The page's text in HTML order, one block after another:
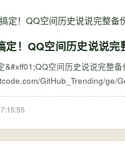
定！QQ空间历史说说完
空间历史说说完整备份